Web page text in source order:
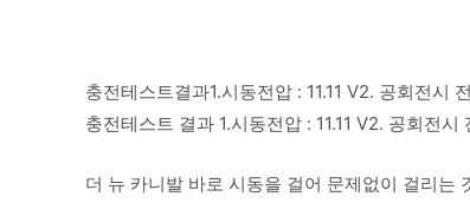
충전테스트결과1.시동전압 : 11.11 V2. 공회전
충전테스트 결과 1.시동전압 : 11.11 V2. 공회전
더 뉴 카니발 바로 시동을 걸어 문제없이 걸리는